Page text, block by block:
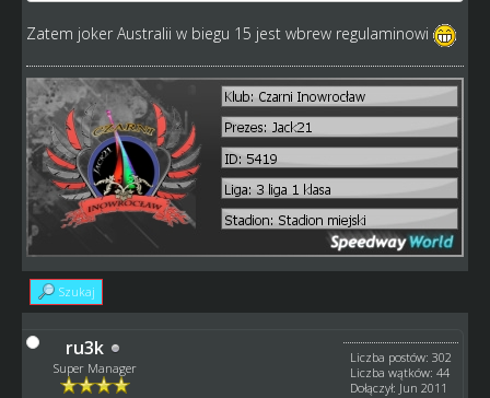
Zatem joker Australii w biegu 15 jest wbrew regulaminowi
Szukaj
ru3k
Super Manager
Liczba postów: 302
Liczba wątków: 44
Dołączył: Jun 2011